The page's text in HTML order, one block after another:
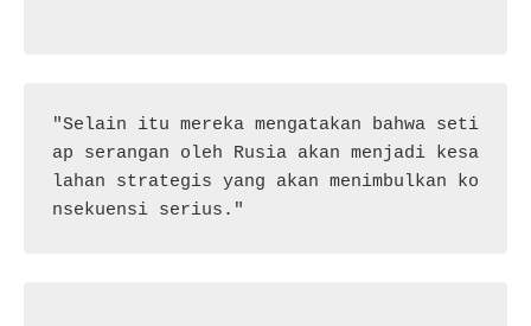
"Selain itu mereka mengatakan bahwa seti
ap serangan oleh Rusia akan menjadi kesa
lahan strategis yang akan menimbulkan ko
nsekuensi serius."